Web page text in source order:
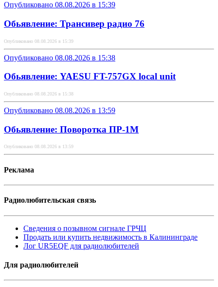
Опубликовано 08.08.2026 в 15:39
Обьявление: Трансивер радио 76
Опубликовано 08.08.2026 в 15:39
Опубликовано 08.08.2026 в 15:38
Обьявление: YAESU FT-757GX local unit
Опубликовано 08.08.2026 в 15:38
Опубликовано 08.08.2026 в 13:59
Обьявление: Поворотка ПР-1М
Опубликовано 08.08.2026 в 13:59
Реклама
Радиолюбительская связь
Сведения о позывном сигнале ГРЧЦ
Продать или купить недвижимость в Калининграде
Лог UR5EQF для радиолюбителей
Для радиолюбителей